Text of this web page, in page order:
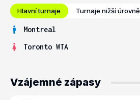
Hlavní turnaje Turnaje nižší úrovně
Montreal
Toronto WTA
Vzájemné zápasy